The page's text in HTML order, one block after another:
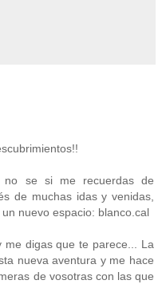
no se si me recuerdas de
de muchas idas y venidas,
nuevo espacio: blanco.cal
digas que te parece... La
nueva aventura y me hace
de vosotras con las que